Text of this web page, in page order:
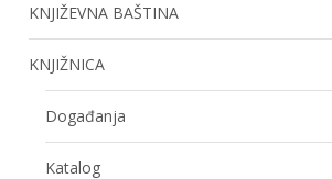
KNJIŽEVNA BAŠTINA
KNJIŽNICA
Događanja
Katalog